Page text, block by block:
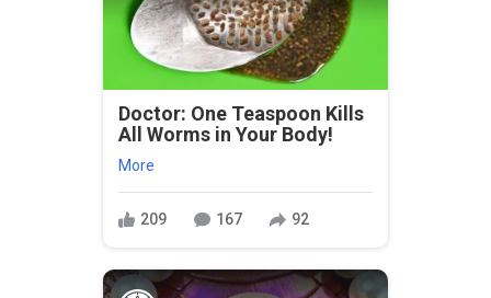
Doctor: One Teaspoon Kills
All Worms in Your Body!
More
209 167 92